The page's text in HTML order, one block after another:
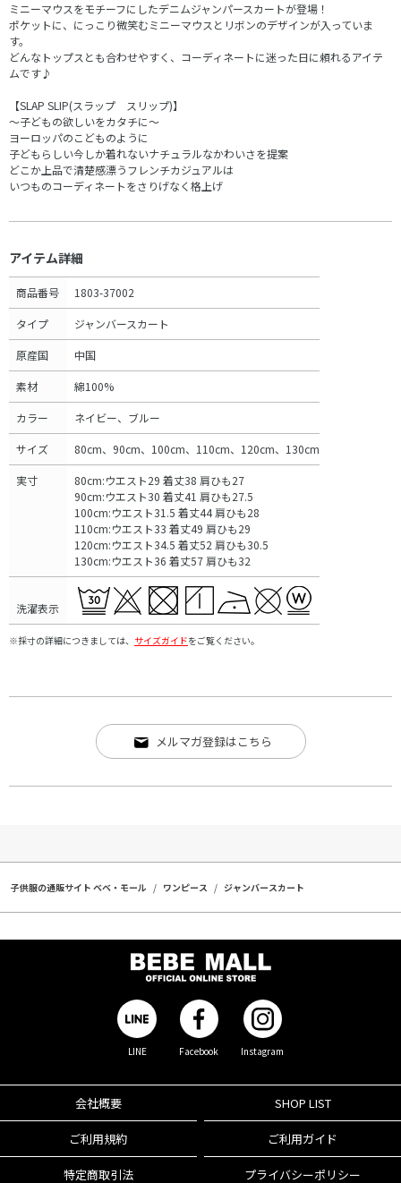
ミニーマウスをモチーフにしたデニムジャンパースカートが登場！
ポケットに、にっこり微笑むミニーマウスとリボンのデザインが入っていま
す。
どんなトップスとも合わせやすく、コーディネートに迷った日に頼れるアイテ
ムです♪
【SLAP SLIP(スラップ スリップ)】
～子どもの欲しいをカタチに～
ヨーロッパのこどものように
子どもらしい今しか着れないナチュラルなかわいさを提案
どこか上品で清楚感漂うフレンチカジュアルは
いつものコーディネートをさりげなく格上げ
アイテム詳細
商品番号 1803-37002
タイプ ジャンバースカート
原産国 中国
素材 綿100%
カラー ネイビー、ブルー
サイズ 80cm、90cm、100cm、110cm、120cm、130cm
実寸
80cm:ウエスト29 着丈38 肩ひも27
90cm:ウエスト30 着丈41 肩ひも27.5
100cm:ウエスト31.5 着丈44 肩ひも28
110cm:ウエスト33 着丈49 肩ひも29
120cm:ウエスト34.5 着丈52 肩ひも30.5
130cm:ウエスト36 着丈57 肩ひも32
洗濯表示
※採寸の詳細につきましては、 サイズガイドをご覧ください。
メルマガ登録はこちら
子供服の通販サイト ベベ・モール ワンピース ジャンバースカート
LINE Facebook Instagram
会社概要 SHOP LIST
ご利用規約 ご利用ガイド
特定商取引法 プライバシーポリシー